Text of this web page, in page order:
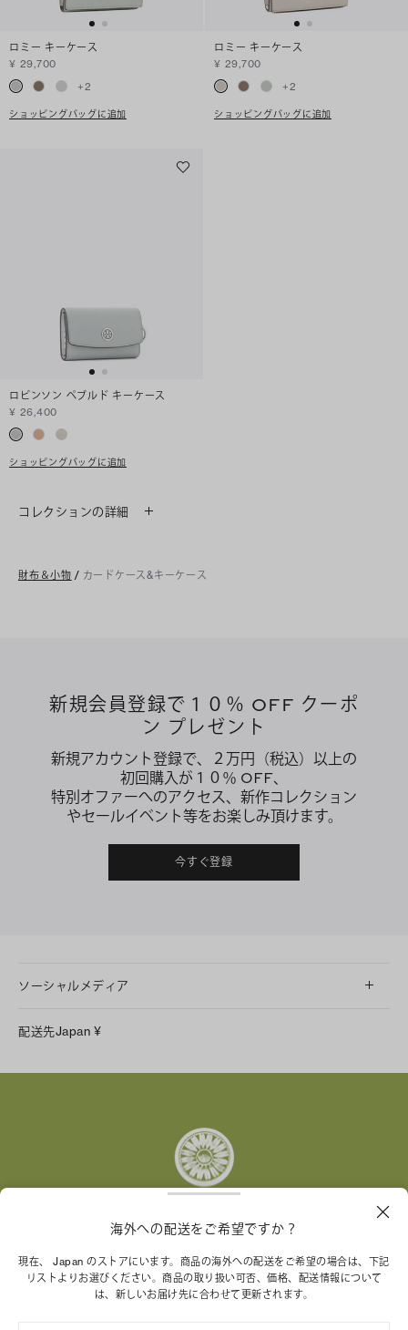
ロミー キーケース
¥ 29,700
+2
ショッピングバッグに追加
ロミー キーケース
¥ 29,700
+2
ショッピングバッグに追加
ロビンソン ペブルド キーケース
¥ 26,400
ショッピングバッグに追加
コレクションの詳細
財布＆小物 / カードケース&キーケース
新規会員登録で１０％ OFF クーポ
ン プレゼント
新規アカウント登録で、２万円（税込）以上の
初回購入が１０％ OFF、
特別オファーへのアクセス、新作コレクション
やセールイベント等をお楽しみ頂けます。
今すぐ登録
ソーシャルメディア
Facebook
配送先Japan ¥
くことを支援しています。
海外への配送をご希望ですか？
現在、 Japan のストアにいます。商品の海外への配送をご希望の場合は、下記
リストよりお選びください。商品の取り扱い可否、価格、配送情報について
は、新しいお届け先に合わせて更新されます。